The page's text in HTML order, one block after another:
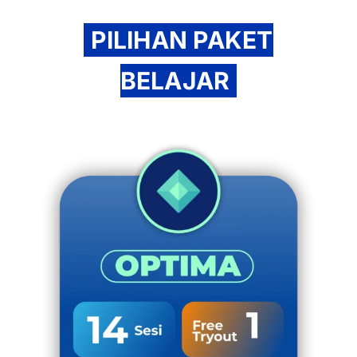
PILIHAN PAKET
BELAJAR